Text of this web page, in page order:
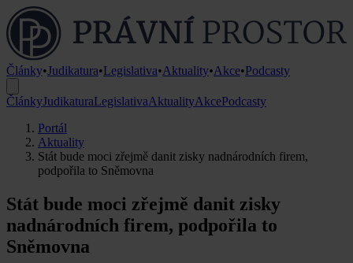
Články•Judikatura•Legislativa•Aktuality•Akce•Podcasty
ČlánkyJudikaturaLegislativaAktualityAkcePodcasty
Portál
Aktuality
Stát bude moci zřejmě danit zisky nadnárodních firem,
podpořila to Sněmovna
Stát bude moci zřejmě danit zisky
nadnárodních firem, podpořila to
Sněmovna